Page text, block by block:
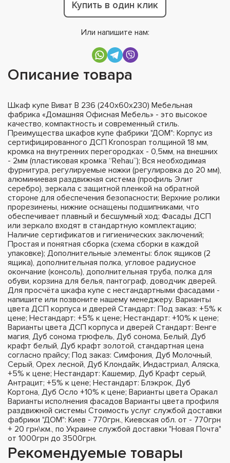
Купить в один клик
Или напишите нам:
Описание товара
Шкаф купе Виват В 236 (240х60х230) Мебельная
фабрика «Домашняя Офисная Мебель» - это высокое
качество, компактность и современный стиль.
Преимущества шкафов купе фабрики "ДОМ": Корпус из
сертифицированного ДСП Kronospan толщиной 18 мм,
кромка на внутренних перегородках - 0,5мм, на внешних
- 2мм (пластиковая кромка “Rehau”); Вся необходимая
фурнитура, регулируемые ножки (регулировка до 20 мм),
алюминиевая раздвижная система (профиль Элит
серебро), зеркала с защитной пленкой на обратной
стороне для обеспечения безопасности; Верхние ролики
прорезинены, нижние оснащены подшипниками, что
обеспечивает плавный и бесшумный ход; Фасады ДСП
или зеркало входят в стандартную комплектацию;
Наличие сертификатов и гигиенических заключений;
Простая и понятная сборка (схема сборки в каждой
упаковке); Дополнительные элементы: блок ящиков (2
ящика), дополнительная полка, угловое радиусное
окончание (консоль), дополнительная труба, полка для
обуви, корзина для белья, пантограф, доводчик дверей.
Для просчёта шкафа купе с нестандартными фасадами -
напишите или позвоните нашему менеджеру. Варианты
цвета ДСП корпуса и дверей Стандарт: Под заказ: +5% к
цене; Нестандарт: +5% к цене; Нестандарт: +10% к цене;
Варианты цвета ДСП корпуса и дверей Стандарт: Венге
магия, Дуб сонома трюфель, Дуб сонома, Белый, Дуб
крафт белый, Дуб крафт золотой, стандартная цена
согласно прайсу; Под заказ: Симфония, Дуб Молочный,
Серый, Орех лесной, Дуб Клондайк, Индастриал, Аляска,
+5% к цене; Нестандарт: Кашемир, Дуб Крафт серый,
Антрацит; +5% к цене; Нестандарт: Блэкрок, Дуб
Кортона, Дуб Осло +10% к цене; Варианты цвета Оракал
Варианты исполнения фасадов Варианты цвета профиля
раздвижной системы Стоимость услуг службой доставки
фабрики "ДОМ": Киев - 770грн., Киевская обл. от - 770грн
+ 20 грн\км., по Украине службой доставки "Новая Почта"
от 1000грн до 3500грн.
Рекомендуемые товары